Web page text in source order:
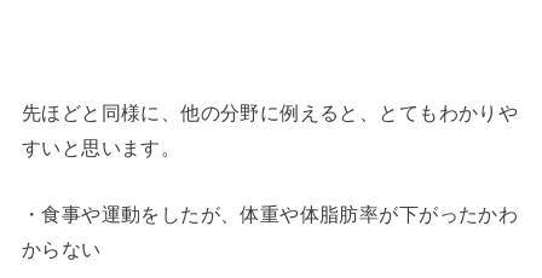
先ほどと同様に、他の分野に例えると、とてもわかりや
すいと思います。
・食事や運動をしたが、体重や体脂肪率が下がったかわ
からない